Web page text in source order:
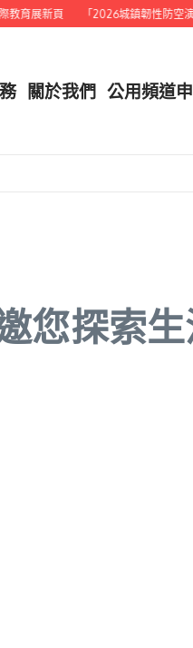
育展新頁 「2026城鎮韌性防空演
關於我們 公用頻道
您探索